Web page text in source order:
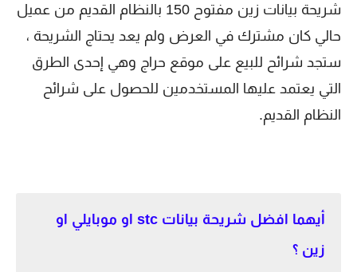
شريحة بيانات زين مفتوح 150 بالنظام القديم من عميل
حالي كان مشترك في العرض ولم يعد يحتاج الشريحة ،
ستجد شرائح للبيع على موقع حراج وهي إحدى الطرق
التي يعتمد عليها المستخدمين للحصول على شرائح
النظام القديم.
أيهما افضل شريحة بيانات stc او موبايلي او
زين ؟